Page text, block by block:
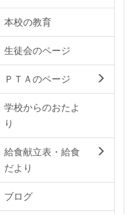
本校の教育
生徒会のページ
ＰＴＡのページ
学校からのおたよ
り
給食献立表・給食
だより
ブログ